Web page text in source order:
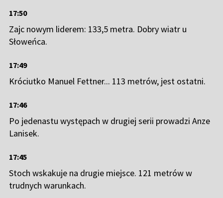
17:50
Zajc nowym liderem: 133,5 metra. Dobry wiatr u
Słoweńca.
17:49
Króciutko Manuel Fettner... 113 metrów, jest ostatni.
17:46
Po jedenastu występach w drugiej serii prowadzi Anze
Lanisek.
17:45
Stoch wskakuje na drugie miejsce. 121 metrów w
trudnych warunkach.